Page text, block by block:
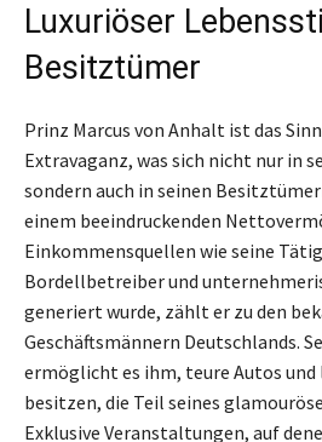
Luxuriöser
Besitztümer
Prinz Marcus von Anhalt ist das
Extravaganz, was sich nicht nur in
sondern auch in seinen
einem beeindruckenden
Einkommensquellen wie seine
Bordellbetreiber und
generiert wurde, zählt er zu den
Geschäftsmännern Deutschlands.
ermöglicht es ihm, teure Autos und
besitzen, die Teil seines
Exklusive Veranstaltungen, auf